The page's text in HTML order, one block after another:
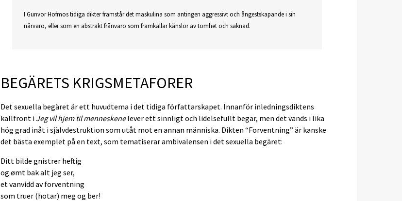
I Gunvor Hofmos tidiga dikter framstår det maskulina som antingen aggressivt och ångestskapande i sin
närvaro, eller som en abstrakt frånvaro som framkallar känslor av tomhet och saknad.
BEGÄRETS KRIGSMETAFORER
Det sexuella begäret är ett huvudtema i det tidiga författarskapet. Innanför inledningsdiktens
kallfront i Jeg vil hjem til menneskenelever ett sinnligt och lidelsefullt begär, men det vänds i lika
hög grad inåt i självdestruktion som utåt mot en annan människa. Dikten “Forventning” är kanske
det bästa exemplet på en text, som tematiserar ambivalensen i det sexuella begäret:
Ditt bilde gnistrer heftig
og ømt bak alt jeg ser,
et vanvidd av forventning
som truer (hotar) meg og ber!